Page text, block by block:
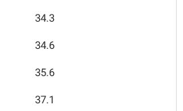
34.3
34.6
35.6
37.1